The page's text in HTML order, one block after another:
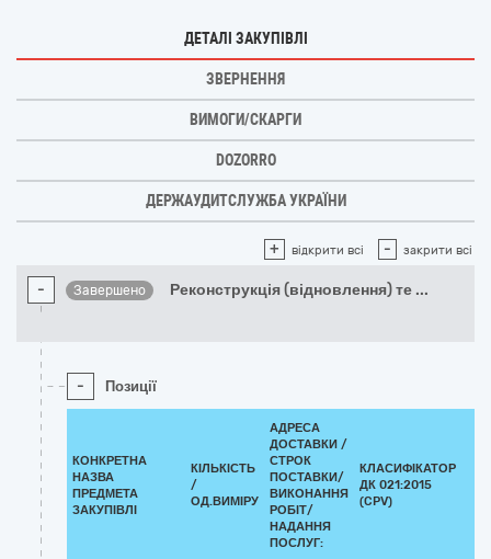
ДЕТАЛІ ЗАКУПІВЛІ
ЗВЕРНЕННЯ
ВИМОГИ/СКАРГИ
DOZORRO
ДЕРЖАУДИТСЛУЖБА УКРАЇНИ
+ відкрити всі - закрити всі
- Завершено Реконструкція (відновлення) те ...
- Позиції
КОНКРЕТНА
НАЗВА
ПРЕДМЕТА
ЗАКУПІВЛІ
КІЛЬКІСТЬ
/
ОД.ВИМІРУ
АДРЕСА
ДОСТАВКИ /
СТРОК
ПОСТАВКИ/
ВИКОНАННЯ
РОБІТ/
НАДАННЯ
ПОСЛУГ:
КЛАСИФІКАТОР
ДК 021:2015
(CPV)